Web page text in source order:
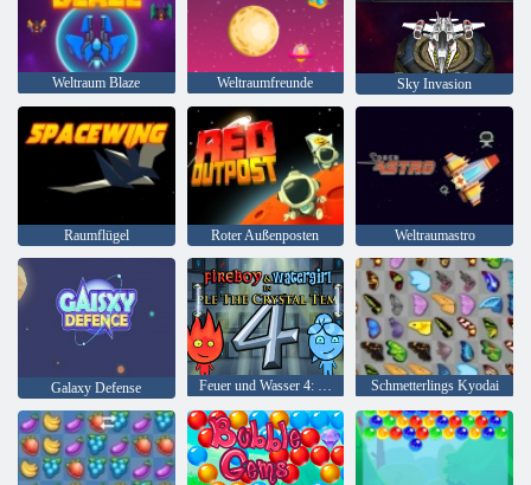
Weltraum Blaze Weltraumfreunde Sky Invasion
Raumflügel Roter Außenposten Weltraumastro
Galaxy Defense Feuer und Wasser 4: Kristalltempel Schmetterlings Kyodai